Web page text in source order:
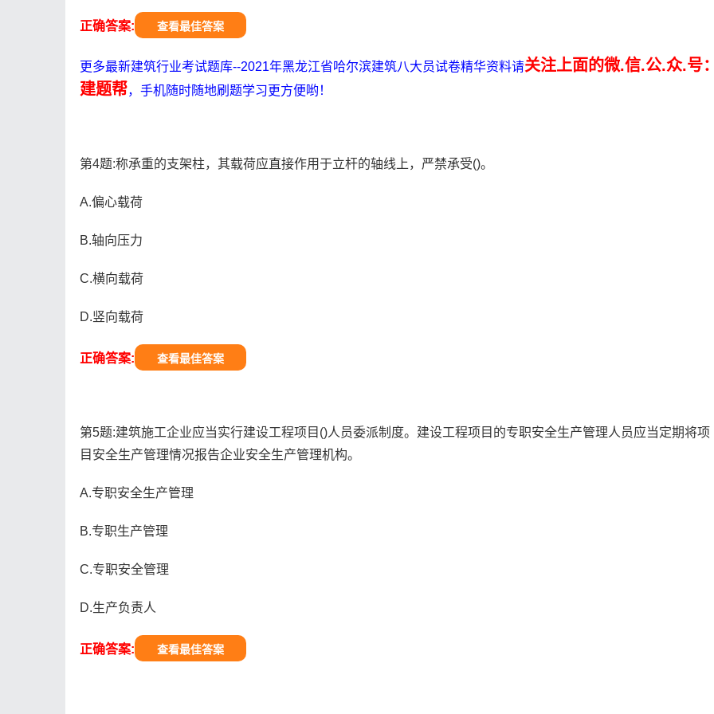
正确答案: 查看最佳答案
更多最新建筑行业考试题库--2021年黑龙江省哈尔滨建筑八大员试卷精华资料请关注上面的微.信.公.众.号
建题帮，手机随时随地刷题学习更方便哟！
第4题:称承重的支架柱，其载荷应直接作用于立杆的轴线上，严禁承受()。
A.偏心载荷
B.轴向压力
C.横向载荷
D.竖向载荷
正确答案: 查看最佳答案
第5题:建筑施工企业应当实行建设工程项目()人员委派制度。建设工程项目的专职安全生产管理人员应当定期将项
目安全生产管理情况报告企业安全生产管理机构。
A.专职安全生产管理
B.专职生产管理
C.专职安全管理
D.生产负责人
正确答案: 查看最佳答案